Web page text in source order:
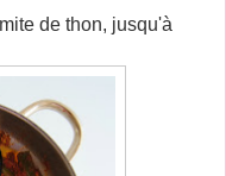
de thon, jusqu'à